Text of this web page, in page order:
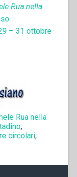
Rua nella
– 31 ottobre
Rua nella
,
circolari,